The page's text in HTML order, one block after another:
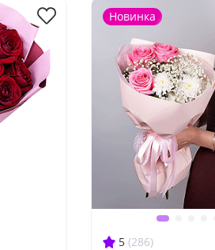
5 (286)
Новинка